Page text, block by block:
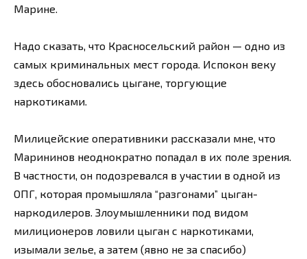
Марине.
Надо сказать, что Красносельский район — одно из
самых криминальных мест города. Испокон веку
здесь обосновались цыгане, торгующие
наркотиками.
Милицейские оперативники рассказали мне, что
Марининов неоднократно попадал в их поле зрения.
В частности, он подозревался в участии в одной из
ОПГ, которая промышляла “разгонами” цыган-
наркодилеров. Злоумышленники под видом
милиционеров ловили цыган с наркотиками,
изымали зелье, а затем (явно не за спасибо)